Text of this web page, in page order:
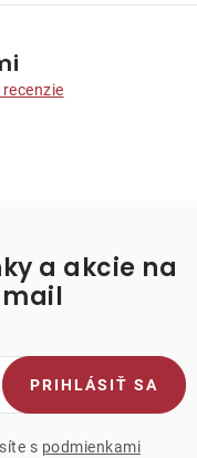
a akcie na
s podmienkami
PRIHLÁSIŤ SA